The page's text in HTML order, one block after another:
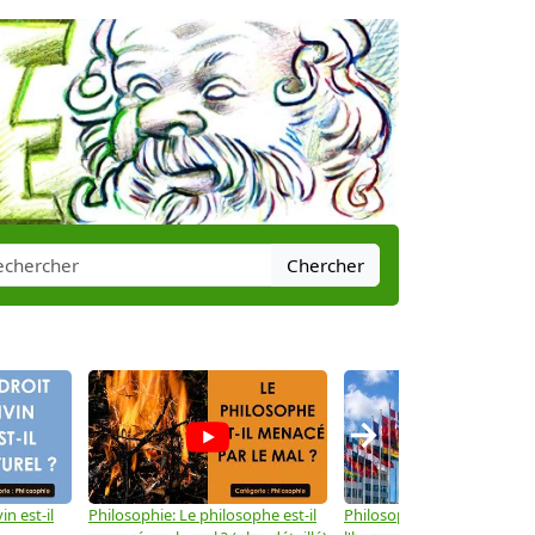
Chercher
est-il
Philosophie: Le philosophe est-il
Philosophie: Les droits de
→